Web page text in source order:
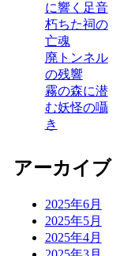
に響く足音
朽ちた祠の
亡魂
廃トンネル
の残響
霧の森に潜
む妖怪の囁
き
アーカイブ
2025年6月
2025年5月
2025年4月